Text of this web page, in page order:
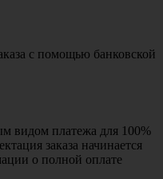
с помощью банковской
видом платежа для 100%
заказа начинается
о полной оплате